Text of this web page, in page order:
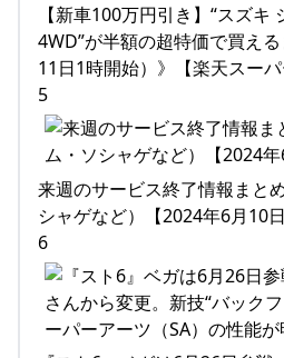
【新車100万円引き】“スズキ
4WD”が半額の超特価で買え
11日1時開始）》【楽天スーパ
5
来週のサービス終了情報まと
シャゲなど）【2024年6月10
6